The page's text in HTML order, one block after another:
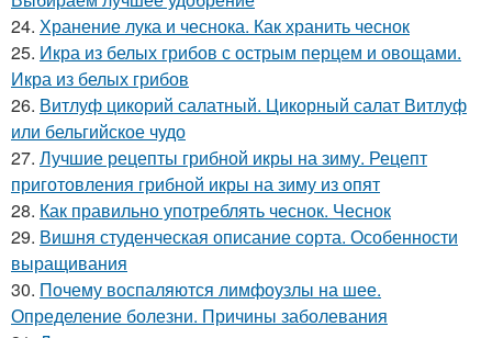
24. Хранение лука и чеснока. Как хранить чеснок
25. Икра из белых грибов с острым перцем и овощами.
Икра из белых грибов
26. Витлуф цикорий салатный. Цикорный салат Витлуф
или бельгийское чудо
27. Лучшие рецепты грибной икры на зиму. Рецепт
приготовления грибной икры на зиму из опят
28. Как правильно употреблять чеснок. Чеснок
29. Вишня студенческая описание сорта. Особенности
выращивания
30. Почему воспаляются лимфоузлы на шее.
Определение болезни. Причины заболевания